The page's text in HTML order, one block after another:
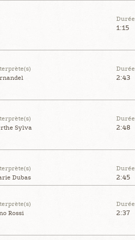
Durée
1:15
Durée
2:43
Sylva
Durée
2:48
Dubas
Durée
2:45
Rossi
Durée
2:37